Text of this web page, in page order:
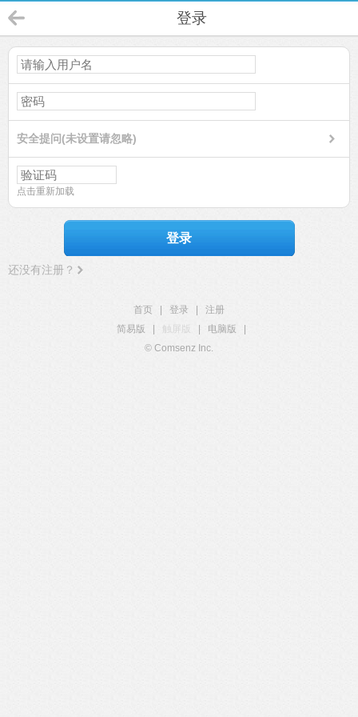
登录
安全提问(未设置请忽略)
点击重新加载
登录
还没有注册？
首页 登录
注册
简易版
触屏版 电脑版
© Comsenz Inc.